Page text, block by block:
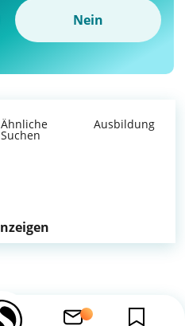
Nein
Ähnliche
Suchen
Ausbildung